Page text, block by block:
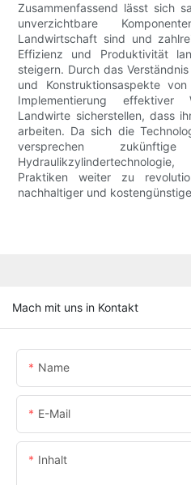
Zusammenfassend lässt sich
unverzichtbare
Landwirtschaft sind und
Effizienz und Produktivität
steigern. Durch das
und Konstruktionsaspekte
Implementierung effektiver
Landwirte sicherstellen, dass
arbeiten. Da sich die
versprechen
Praktiken weiter zu
nachhaltiger und
Mach mit uns in Kontakt
Name
E-Mail
Inhalt